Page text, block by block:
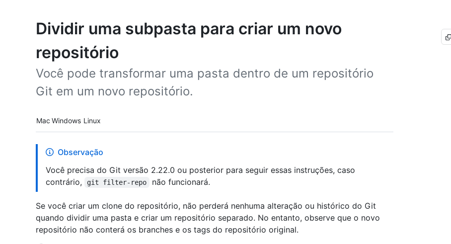
Dividir uma subpasta para criar um novo
repositório
Você pode transformar uma pasta dentro de um repositório
Git em um novo repositório.
Platform navigation
Mac Windows Linux
Observação
Você precisa do Git versão 2.22.0 ou posterior para seguir essas instruções, caso
contrário,
git filter-repo não funcionará.
Se você criar um clone do repositório, não perderá nenhuma alteração ou histórico do Git
quando dividir uma pasta e criar um repositório separado. No entanto, observe que o novo
repositório não conterá os branches e os tags do repositório original.